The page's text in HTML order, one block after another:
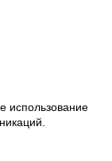
использование